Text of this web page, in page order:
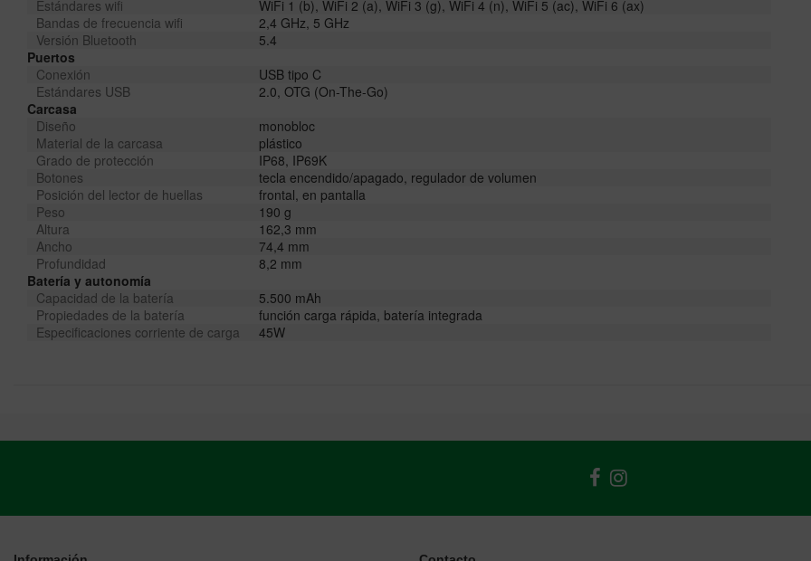
Estándares wifi
WiFi 1 (b), WiFi 2 (a), WiFi 3 (g), WiFi 4 (n), WiFi 5 (ac), WiFi 6 (ax)
Bandas de frecuencia wifi
2,4 GHz, 5 GHz
Versión Bluetooth
5.4
Puertos
Conexión
USB tipo C
Estándares USB
2.0, OTG (On-The-Go)
Carcasa
Diseño
monobloc
Material de la carcasa
plástico
Grado de protección
IP68, IP69K
Botones
tecla encendido/apagado, regulador de volumen
Posición del lector de huellas
frontal, en pantalla
Peso
190 g
Altura
162,3 mm
Ancho
74,4 mm
Profundidad
8,2 mm
Batería y autonomía
Capacidad de la batería
5.500 mAh
Propiedades de la batería
función carga rápida, batería integrada
Especificaciones corriente de carga
45W